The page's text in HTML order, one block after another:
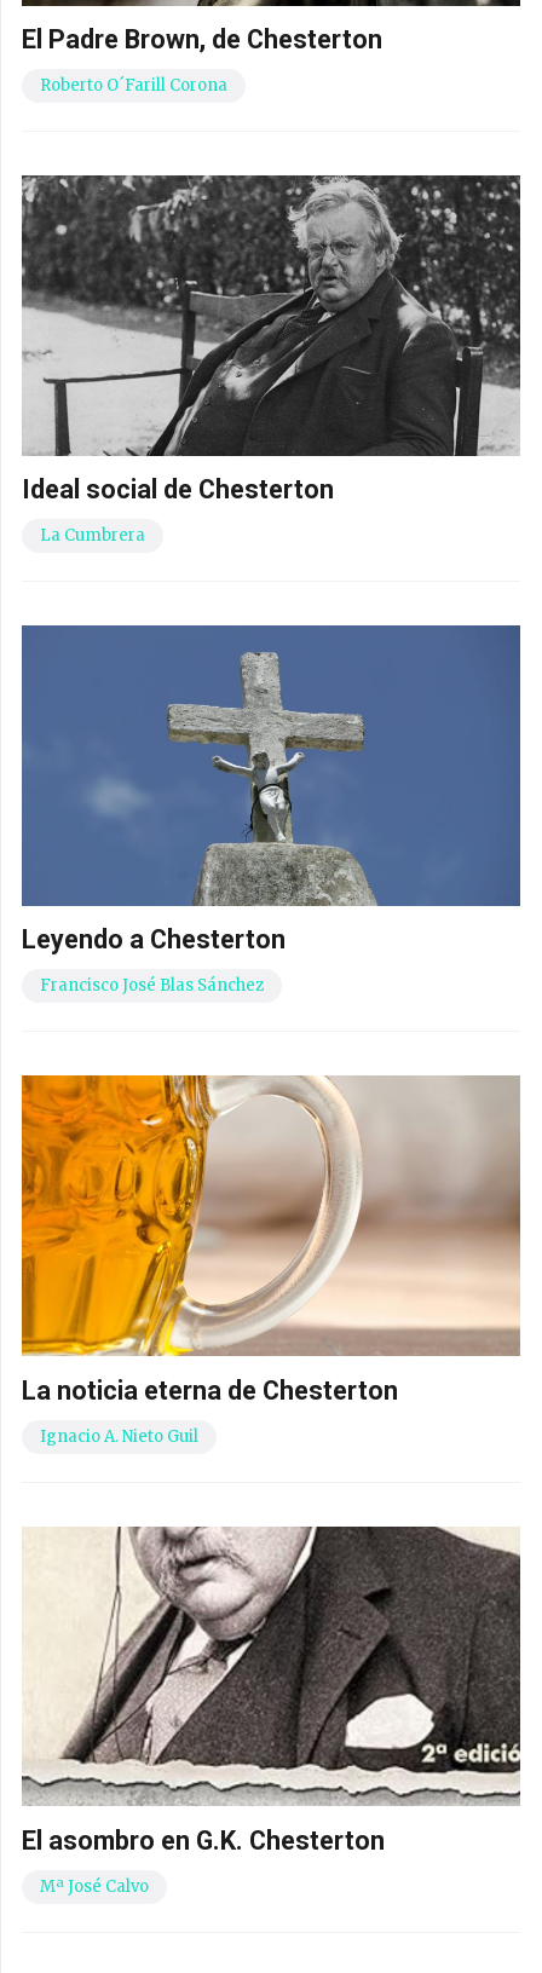
El Padre Brown, de Chesterton
Roberto O´Farill Corona
Ideal social de Chesterton
La Cumbrera
Leyendo a Chesterton
Francisco José Blas Sánchez
La noticia eterna de Chesterton
Ignacio A. Nieto Guil
El asombro en G.K. Chesterton
Mª José Calvo